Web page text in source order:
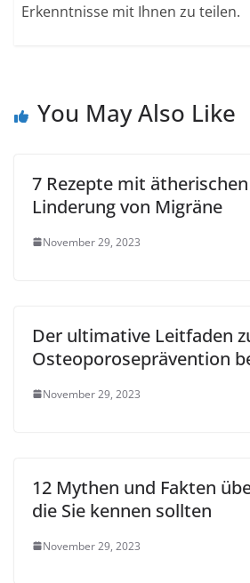
Erkenntnisse mit Ihnen zu teilen.
You May Also Like
7 Rezepte mit
Linderung von Migräne
November 29, 2023
Der ultimative Leitfaden
Osteoporoseprävention
November 29, 2023
12 Mythen und Fakten
die Sie kennen sollten
November 29, 2023